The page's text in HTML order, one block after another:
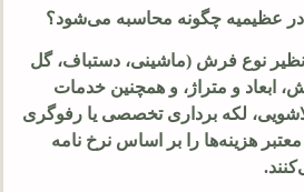
نوع فرش (ماشینی، دستباف، گل
ابعاد و متراژ، و همچنین خدمات
لکه‌ برداری تخصصی یا رفوگری
هزینه‌ها را بر اساس نرخ‌ نامه